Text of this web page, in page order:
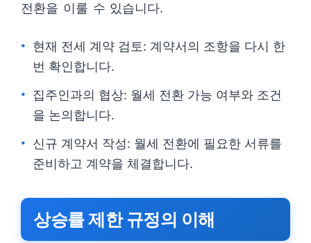
전환을 이룰 수 있습니다.
현재 전세 계약 검토: 계약서의 조항을 다시 한
번 확인합니다.
집주인과의 협상: 월세 전환 가능 여부와 조건
을 논의합니다.
신규 계약서 작성: 월세 전환에 필요한 서류를
준비하고 계약을 체결합니다.
상승률 제한 규정의 이해